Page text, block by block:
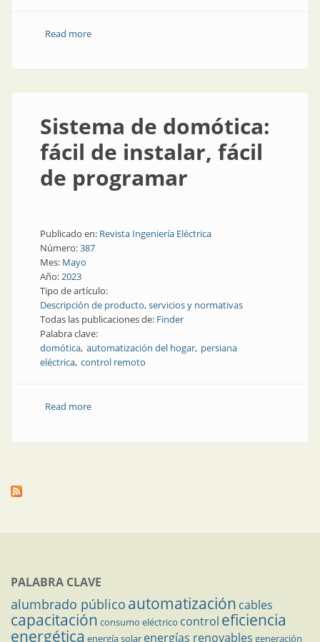
Read moreabout En dos o tres pasos, la casa automatizada
Sistema de domótica:
fácil de instalar, fácil
de programar
Publicado en: Revista Ingeniería Eléctrica
Número:387
Mes: Mayo
Año:2023
Tipo de artículo:
Descripción de producto, servicios y normativas
Todas las publicaciones de: Finder
Palabra clave:
domótica automatización del hogar persiana
eléctrica control remoto
Read moreabout Sistema de domótica: fácil de instalar, fácil de
PALABRA CLAVE
alumbrado público automatización cables
capacitación consumo eléctrico control eficiencia
energética energía solar energías renovables generación